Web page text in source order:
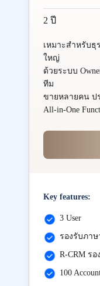
2 ปี
เหมาะสำหรับธุ
ใหญ่
ด้วยระบบ
ทีม
ขายหลายคน ป
All-in-One
Key features:
3 User
รองรับภาษ
R-CRM รอ
100